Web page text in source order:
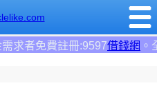
:9597借錢網。全台前三大借